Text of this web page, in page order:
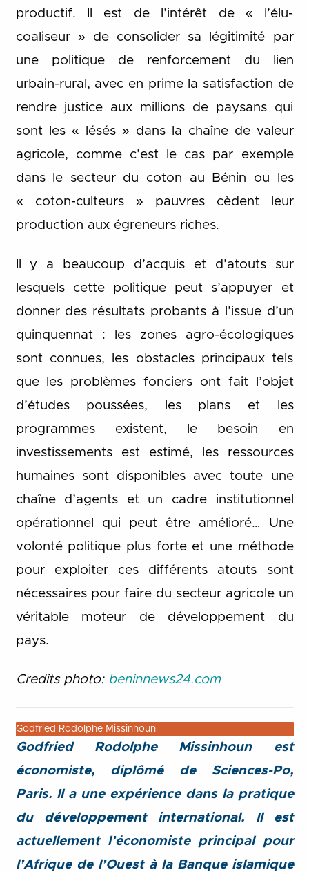
productif. Il est de l’intérêt de « l’élu-
coaliseur » de consolider sa légitimité par
une politique de renforcement du lien
urbain-rural, avec en prime la satisfaction de
rendre justice aux millions de paysans qui
sont les « lésés » dans la chaîne de valeur
agricole, comme c’est le cas par exemple
dans le secteur du coton au Bénin ou les
« coton-culteurs » pauvres cèdent leur
production aux égreneurs riches.
Il y a beaucoup d’acquis et d’atouts sur
lesquels cette politique peut s’appuyer et
donner des résultats probants à l’issue d’un
quinquennat : les zones agro-écologiques
sont connues, les obstacles principaux tels
que les problèmes fonciers ont fait l’objet
d’études poussées, les plans et les
programmes existent, le besoin en
investissements est estimé, les ressources
humaines sont disponibles avec toute une
chaîne d’agents et un cadre institutionnel
opérationnel qui peut être amélioré… Une
volonté politique plus forte et une méthode
pour exploiter ces différents atouts sont
nécessaires pour faire du secteur agricole un
véritable moteur de développement du
pays.
Credits photo: beninnews24.com
Godfried Rodolphe Missinhoun
Godfried Rodolphe Missinhoun est
économiste, diplômé de Sciences-Po,
Paris. Il a une expérience dans la pratique
du développement international. Il est
actuellement l’économiste principal pour
l’Afrique de l’Ouest à la Banque islamique